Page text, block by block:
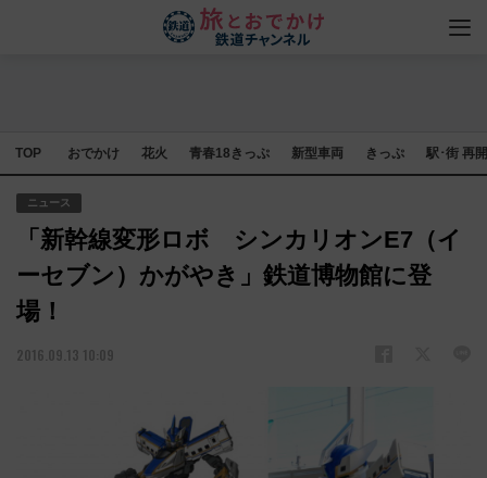
TOP おでかけ 花火 青春18きっぷ 新型車両 きっぷ 駅･街 再
ニュース
「新幹線変形ロボ シンカリオンE7（イ
ーセブン）かがやき」鉄道博物館に登
場！
2016.09.13 10:09